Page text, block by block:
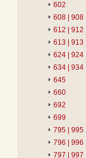
602
608 | 908
612 | 912
613 | 913
624 | 924
634 | 934
645
660
692
699
795 | 995
796 | 996
797 | 997